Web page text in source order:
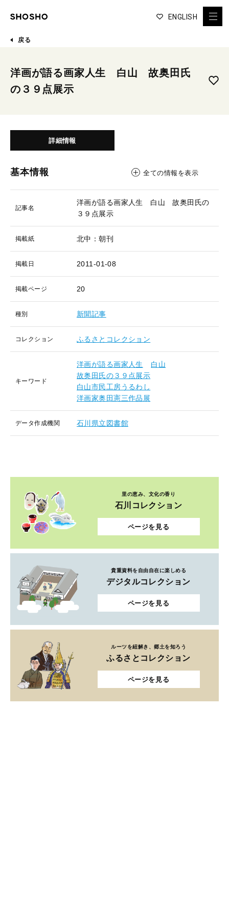
ENGLISH
戻る
洋画が語る画家人生 白山 故奥田氏
の３９点展示
詳細情報
基本情報 全ての情報を表示
記事名
洋画が語る画家人生 白山 故奥田氏の
３９点展示
掲載紙 北中：朝刊
掲載日 2011-01-08
掲載ページ 20
種別 新聞記事
コレクション ふるさとコレクション
キーワード
洋画が語る画家人生
白山
故奥田氏の３９点展示
白山市民工房うるわし
洋画家奥田憲三作品展
データ作成機関 石川県立図書館
里の恵み、文化の香り
石川コレクション
ページを見る
貴重資料を自由自在に楽しめる
デジタルコレクション
ページを見る
ルーツを紐解き、郷土を知ろう
ふるさとコレクション
ページを見る